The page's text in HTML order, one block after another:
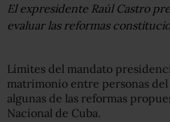
El expresidente Raúl Castro
evaluar las reformas
Límites del mandato
matrimonio entre personas del
algunas de las reformas
Nacional de Cuba.